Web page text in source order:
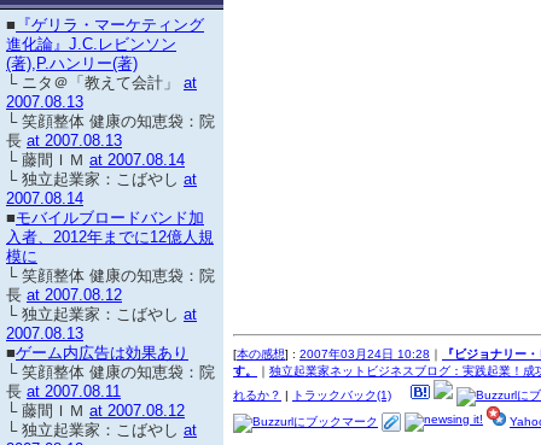
[本の感想] : 2007年03月24日 10:28 ｜
『ビジョナリー
す。
｜ 独立起業家ネットビジネスブログ：実践起業！成
れるか？ |
トラックバック(1)
■ 『ゲリラ・マーケティング
進化論』J.C.レビンソン
(著),P.ハンリー(著)
└ ニタ＠「教えて会計」 at
2007.08.13
└ 笑顔整体 健康の知恵袋：院
長 at 2007.08.13
└ 藤間ＩＭ at 2007.08.14
└ 独立起業家：こばやし at
2007.08.14
■モバイルブロードバンド加
入者、2012年までに12億人規
模に
└ 笑顔整体 健康の知恵袋：院
長 at 2007.08.12
└ 独立起業家：こばやし at
2007.08.13
■ゲーム内広告は効果あり
└ 笑顔整体 健康の知恵袋：院
長 at 2007.08.11
└ 藤間ＩＭ at 2007.08.12
└ 独立起業家：こばやし at